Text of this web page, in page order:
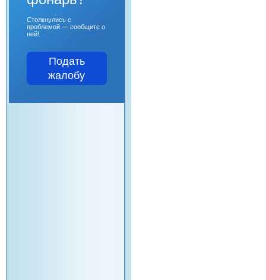
Столкнулись с
проблемой — сообщите о
ней!
Подать
жалобу